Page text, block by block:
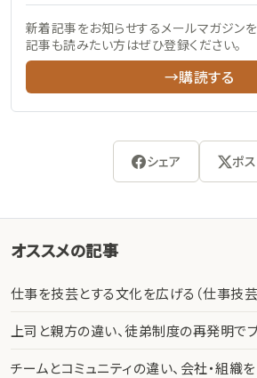
新着記事をお知らせするメールマガジン
記事も読みたい方はぜひ登録ください。
→購読する
シェア ポ
オススメの記事
仕事を技芸とする文化を広げる（仕事技芸
上司と親方の違い、徒弟制度の再発明で
チームとコミュニティの違い、会社・組織